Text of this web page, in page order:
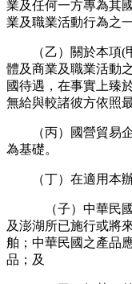
業及任何一方專為其
業及職業活動行為之
（乙）關於本項(甲
體及商業及職業活動
國待遇，在事實上臻
無給與較諸彼方依照
（丙）國營貿易企
為基礎。
（丁）在適用本辦
（子）中華民國之
及澎湖所已施行或將
舶；中華民國之產品
品；及